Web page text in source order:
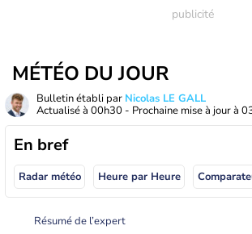
MÉTÉO DU JOUR
Bulletin établi par Nicolas LE GALL
Actualisé à 00h30 - Prochaine mise à jour à
En bref
Radar météo Heure par Heure
Résumé de l’expert